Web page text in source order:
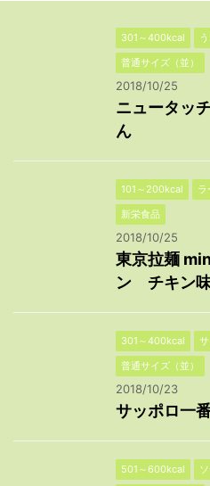
301～400kcal
普通サイズ（並）
2018/10/25
ニュータッ
ん
101～200kcal ラ
新栄食品
2018/10/25
東京拉麺
ン チキン
301～400kcal
普通サイズ（並）
2018/10/23
サッポロ一
501～600kcal